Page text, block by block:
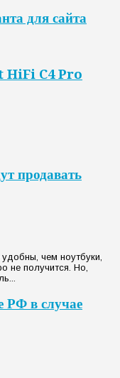
для сайта
HiFi C4 Pro
продавать
чем ноутбуки,
не получится. Но,
РФ в случае